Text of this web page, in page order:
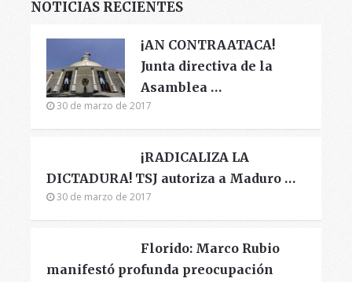
NOTICIAS RECIENTES
¡AN CONTRAATACA!
Junta directiva de la
Asamblea …
30 de marzo de 2017
¡RADICALIZA LA
DICTADURA! TSJ autoriza a Maduro …
30 de marzo de 2017
Florido: Marco Rubio
manifestó profunda preocupación